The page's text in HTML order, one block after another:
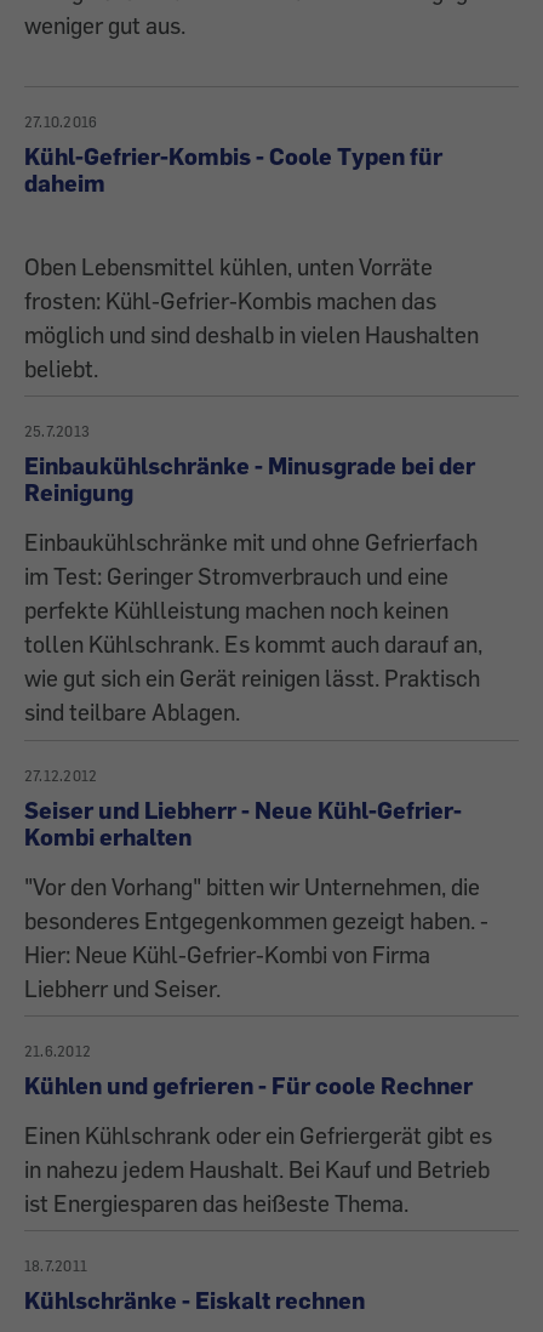
weniger gut aus.
27.10.2016
Kühl-Gefrier-Kombis - Coole Typen für
daheim
Oben Lebensmittel kühlen, unten Vorräte
frosten: Kühl-Gefrier-Kombis machen das
möglich und sind deshalb in vielen Haushalten
beliebt.
25.7.2013
Einbaukühlschränke - Minusgrade bei der
Reinigung
Einbaukühlschränke mit und ohne Gefrierfach
im Test: Geringer Stromverbrauch und eine
perfekte Kühlleistung machen noch keinen
tollen Kühlschrank. Es kommt auch darauf an,
wie gut sich ein Gerät reinigen lässt. Praktisch
sind teilbare Ablagen.
27.12.2012
Seiser und Liebherr - Neue Kühl-Gefrier-
Kombi erhalten
"Vor den Vorhang" bitten wir Unternehmen, die
besonderes Entgegenkommen gezeigt haben. -
Hier: Neue Kühl-Gefrier-Kombi von Firma
Liebherr und Seiser.
21.6.2012
Kühlen und gefrieren - Für coole Rechner
Einen Kühlschrank oder ein Gefriergerät gibt es
in nahezu jedem Haushalt. Bei Kauf und Betrieb
ist Energiesparen das heißeste Thema.
18.7.2011
Kühlschränke - Eiskalt rechnen